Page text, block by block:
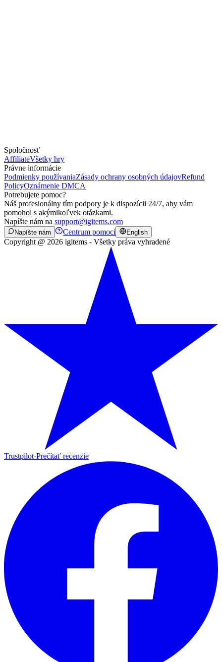
Spoločnosť
AffiliateVšetky hry
Právne informácie
Podmienky používaniaZásady ochrany osobných údajovRefund
PolicyOznámenie DMCA
Potrebujete pomoc?
Náš profesionálny tím podpory je k dispozícii 24/7, aby vám
pomohol s akýmikoľvek otázkami.
Napíšte nám na support@igitems.com
Napíšte nám Centrum pomoci English
Copyright @ 2026 igitems - Všetky práva vyhradené
Trustpilot·Prečítať recenzie